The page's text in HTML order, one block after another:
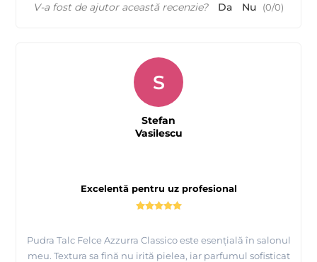
V-a fost de ajutor această recenzie? Da Nu (0/0)
Excelentă pentru uz profesional
Pudra Talc Felce Azzurra Classico este esențială în salonul
meu. Textura sa fină nu irită pielea, iar parfumul sofisticat
S
Stefan
Vasilescu